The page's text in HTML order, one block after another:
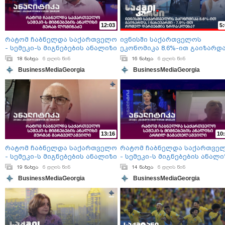
12:03
რატომ ჩაბნელდა საქართველო
- სემეკი-ს მიგნებების ანალიზი
/ მერაბ ლომინაძე
18 ნახვა 6 დღის წინ
BusinessMediaGeorgia
ივნისში საქართველოს
ეკონომიკა 8.6%-ით
ნახევარში - 7.9%-ით - რომელ
დარგებშია ზრდა/კლება?
16 ნახვა 6 დღის წინ
BusinessMediaGeorgia
13:16
რატომ ჩაბნელდა საქართველო
- სემეკი-ს მიგნებების ანალიზი
/ მურმან მარგველაშვილი
19 ნახვა 6 დღის წინ
BusinessMediaGeorgia
რატომ ჩაბნელდა
- სემეკი-ს მიგნებების
/ არჩილ მამათელაშვილი
14 ნახვა 6 დღის წინ
BusinessMediaGeorgia